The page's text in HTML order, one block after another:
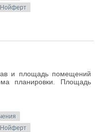
Нойферт
и площадь помещений
планировки. Площадь
Нойферт